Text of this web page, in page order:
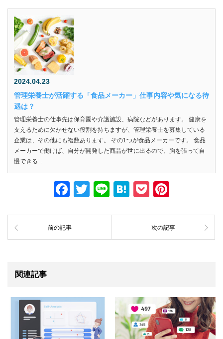
2024.04.23
管理栄養士が活躍する「食品メーカー」仕事内容や気になる待
遇は？
管理栄養士の仕事先は保育園や介護施設、病院などがあります。 健康を
支えるために欠かせない役割を持ちますが、管理栄養士を募集している
企業は、その他にも複数あります。 その1つが食品メーカーです。 食品
メーカーで働けば、自分が開発した商品が世に出るので、胸を張って自
慢できる...
F
c
e
k
T
tt
er
Li
e
H
e
n
P
ck
et
er
e
前の記事 次の記事
関連記事